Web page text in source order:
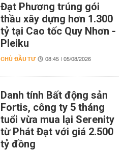
Đạt Phương trúng gói
thầu xây dựng hơn 1.300
tỷ tại Cao tốc Quy Nhơn -
Pleiku
CHỦ ĐẦU TƯ 08:45 | 05/08/2026
Danh tính Bất động sản
Fortis, công ty 5 tháng
tuổi vừa mua lại Serenity
từ Phát Đạt với giá 2.500
tỷ đồng